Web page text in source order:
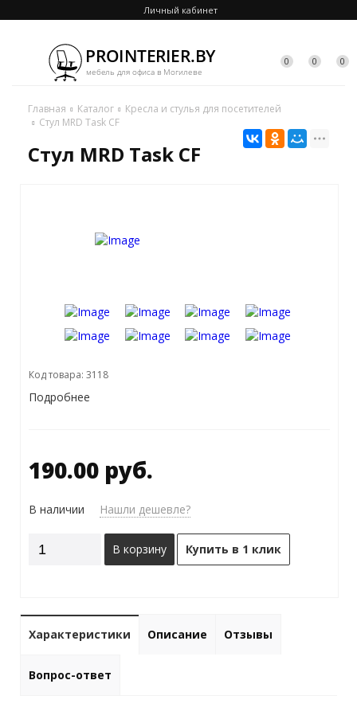
Личный кабинет
0 0 0
Главная Каталог
Кресла и стулья для посетителей
Стул MRD Task CF
Стул MRD Task CF
Код товара: 3118
Подробнее
190.00 руб.
В наличии Нашли дешевле?
В корзину Купить в 1 клик
Характеристики Описание Отзывы
Вопрос-ответ